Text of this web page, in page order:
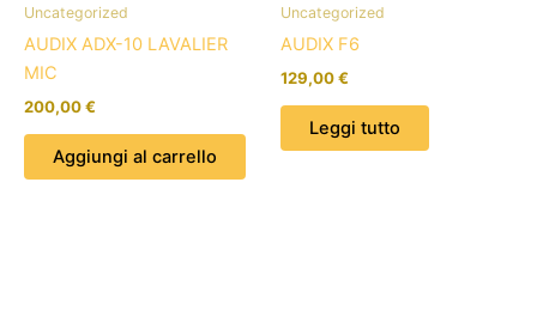
Uncategorized
AUDIX ADX-10 LAVALIER
MIC
200,00€
Aggiungi al carrello
Uncategorized
AUDIX F6
129,00€
Leggi tutto